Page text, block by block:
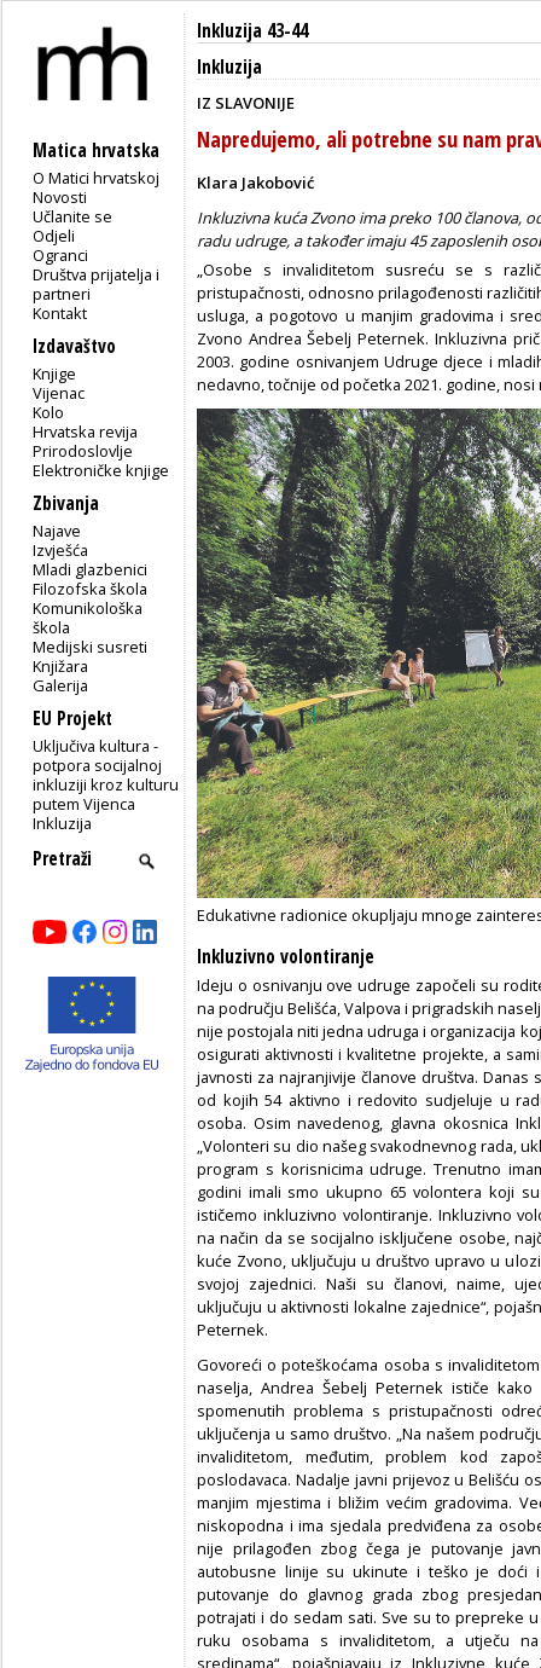
Matica hrvatska
O Matici hrvatskoj
Novosti
Učlanite se
Odjeli
Ogranci
Društva prijatelja i
partneri
Kontakt
Izdavaštvo
Knjige
Vijenac
Kolo
Hrvatska revija
Prirodoslovlje
Elektroničke knjige
Zbivanja
Najave
Izvješća
Mladi glazbenici
Filozofska škola
Komunikološka
škola
Medijski susreti
Knjižara
Galerija
EU Projekt
Uključiva kultura -
potpora socijalnoj
inkluziji kroz kulturu
putem Vijenca
Inkluzija
Inkluzija 43-44
Inkluzija
IZ SLAVONIJE
Napredujemo, ali potrebne su nam
Klara Jakobović
Inkluzivna kuća Zvono ima preko 100 članova,
radu udruge, a također imaju 45 zaposlenih
„Osobe s invaliditetom susreću se s
pristupačnosti, odnosno prilagođenosti
usluga, a pogotovo u manjim gradovima i
Zvono Andrea Šebelj Peternek. Inkluzivna
2003. godine osnivanjem Udruge djece i
nedavno, točnije od početka 2021. godine,
Edukativne radionice okupljaju mnoge
Inkluzivno volontiranje
Ideju o osnivanju ove udruge započeli su
na području Belišća, Valpova i prigradskih
nije postojala niti jedna udruga i organizacija
osigurati aktivnosti i kvalitetne projekte, a
javnosti za najranjivije članove društva.
od kojih 54 aktivno i redovito sudjeluje u
osoba. Osim navedenog, glavna okosnica
„Volonteri su dio našeg svakodnevnog rada,
program s korisnicima udruge. Trenutno
godini imali smo ukupno 65 volontera koji
ističemo inkluzivno volontiranje. Inkluzivno
na način da se socijalno isključene osobe,
kuće Zvono, uključuju u društvo upravo u
svojoj zajednici. Naši su članovi, naime,
uključuju u aktivnosti lokalne zajednice“,
Peternek.
Govoreći o poteškoćama osoba s
naselja, Andrea Šebelj Peternek ističe
spomenutih problema s pristupačnosti
uključenja u samo društvo. „Na našem
invaliditetom, međutim, problem kod
poslodavaca. Nadalje javni prijevoz u Belišću
manjim mjestima i bližim većim gradovima.
niskopodna i ima sjedala predviđena za
nije prilagođen zbog čega je putovanje
autobusne linije su ukinute i teško je doći
putovanje do glavnog grada zbog
potrajati i do sedam sati. Sve su to prepreke
ruku osobama s invaliditetom, a utječu
sredinama“, pojašnjavaju iz Inkluzivne